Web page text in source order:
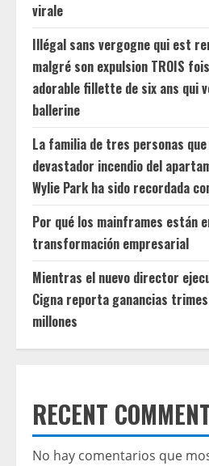
virale
Illégal sans vergogne qui est
malgré son expulsion TROIS
adorable fillette de six ans qui
ballerine
La familia de tres personas
devastador incendio del
Wylie Park ha sido recordada
Por qué los mainframes están
transformación empresarial
Mientras el nuevo director
Cigna reporta ganancias
millones
RECENT
No hay comentarios que